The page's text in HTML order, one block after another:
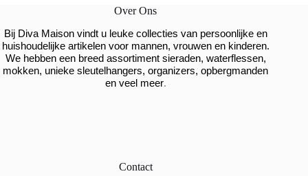
Over Ons
Bij Diva Maison vindt u leuke collecties van persoonlijke en
huishoudelijke artikelen voor mannen, vrouwen en kinderen.
We hebben een breed assortiment sieraden, waterflessen,
mokken, unieke sleutelhangers, organizers, opbergmanden
en veel meer.
Contact